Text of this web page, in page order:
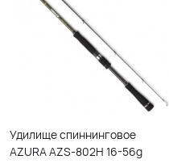
Удилище спиннинговое
AZURA AZS-802H 16-56g